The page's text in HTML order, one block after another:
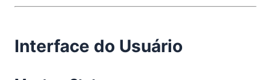
Interface do Usuário